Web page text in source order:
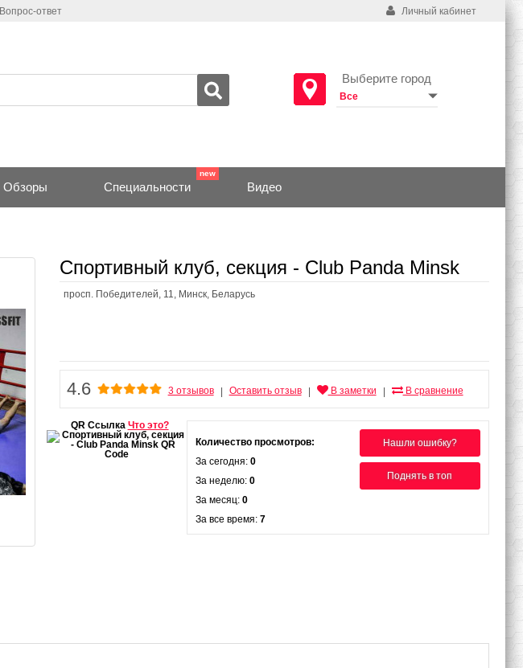
Вопрос-ответ Личный кабинет
Выберите город
Обзоры Специальности Видео
Спортивный клуб, секция - Club Panda Minsk
просп. Победителей, 11, Минск, Беларусь
4.6 3 отзывов Оставить отзыв В заметки В сравнение
QR Ссылка Что это?
Нашли ошибку?
Поднять в топ
Количество просмотров:
За сегодня: 0
За неделю: 0
За месяц: 0
За все время: 7